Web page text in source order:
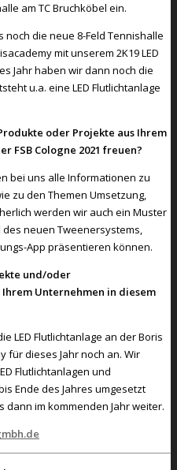
am TC Bruchköbel ein.
noch die neue 8-Feld Tennishalle
mit unserem 2K19 LED
Jahr haben wir dann noch die
u.a. eine LED Flutlichtanlage
oder Projekte aus Ihrem
FSB Cologne 2021 freuen?
bei uns alle Informationen zu
zu den Themen Umsetzung,
werden wir auch ein Muster
des neuen Tweenersystems,
App präsentieren können.
und/oder
Unternehmen in diesem
LED Flutlichtanlage an der Boris
für dieses Jahr noch an. Wir
Flutlichtanlagen und
Ende des Jahres umgesetzt
im kommenden Jahr weiter.